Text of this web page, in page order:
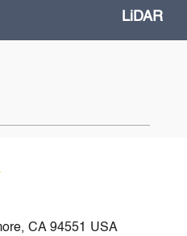
LiDAR
CA 94551 USA